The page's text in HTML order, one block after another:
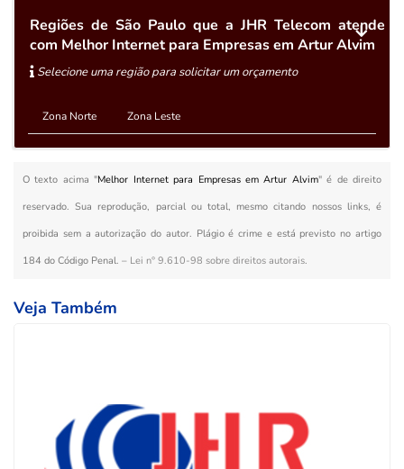
Regiões de São Paulo que a JHR Telecom atende
com Melhor Internet para Empresas em Artur Alvim
Selecione uma região para solicitar um orçamento
Zona Norte Zona Leste
O texto acima "Melhor Internet para Empresas em Artur Alvim" é de direito
reservado. Sua reprodução, parcial ou total, mesmo citando nossos links, é
proibida sem a autorização do autor. Plágio é crime e está previsto no artigo
184 do Código Penal. – Lei n° 9.610-98 sobre direitos autorais.
Veja Também